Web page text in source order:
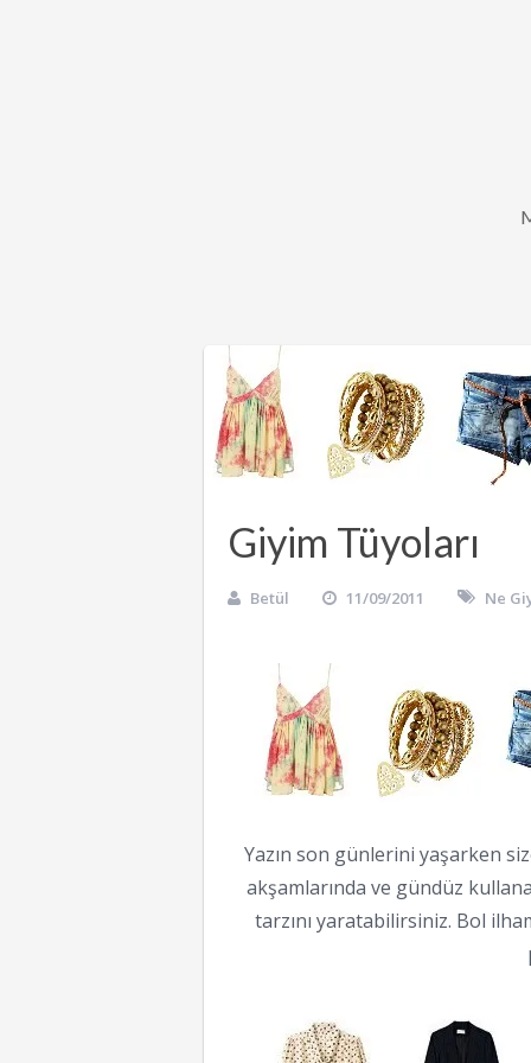
Giyim Tüyoları
Betül 11/09/2011 Ne
Yazın son günlerini yaşarken
akşamlarında ve gündüz
tarzını yaratabilirsiniz. Bol